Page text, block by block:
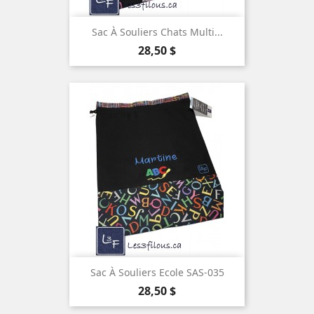
Sac À Souliers Chats Multi...
Prix
28,50 $
Sac À Souliers Ecole SAS-035
Prix
28,50 $